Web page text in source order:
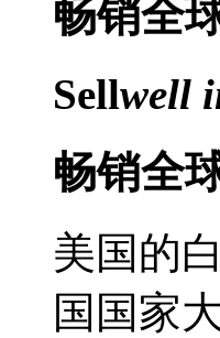
畅销全
Sellwell
畅销全
美国的
国国家